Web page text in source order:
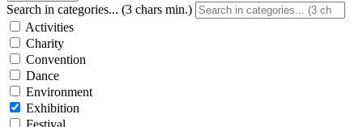
Search in categories... (3 chars min.)
Activities
Charity
Convention
Dance
Environment
Exhibition
Festival